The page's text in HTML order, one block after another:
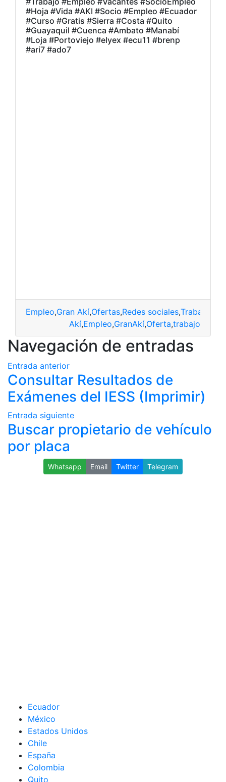
#Hoja #Vida #AKI #Socio #Empleo #Ecuador
#Curso #Gratis #Sierra #Costa #Quito
#Guayaquil #Cuenca #Ambato #Manabí
#Loja #Portoviejo #elyex #ecu11 #brenp
#ari7 #ado7
Empleo,Gran Akí,Ofertas,Redes sociales,Trabajo
Akí,Empleo,GranAkí,Oferta,trabajo
Navegación de entradas
Entrada anterior
Consultar Resultados de
Exámenes del IESS (Imprimir)
Entrada siguiente
Buscar propietario de vehículo
por placa
Whatsapp Email Twitter Telegram
Ecuador
México
Estados Unidos
Chile
España
Colombia
Quito